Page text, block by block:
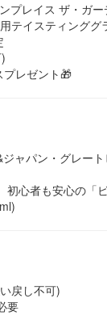
プレイス ザ・ガー
テイスティンググ
レゼント🎁
ャパン・グレー
初心者も安心の「
戻し不可)
要